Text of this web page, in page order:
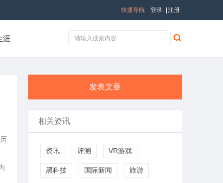
登录 注册
快捷导航
涯
发表文章
相关资讯
资讯 评测 VR游戏
黑科技 国际新闻 旅游